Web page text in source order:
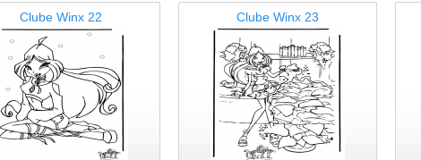
Clube Winx 22 Clube Winx 23